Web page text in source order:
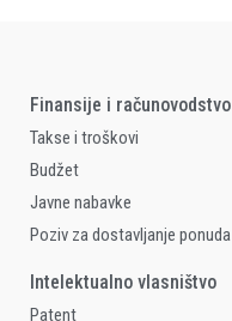
Finansije i računovodstvo
Takse i troškovi
Budžet
Javne nabavke
Poziv za dostavljanje ponuda
Intelektualno vlasništvo
Patent